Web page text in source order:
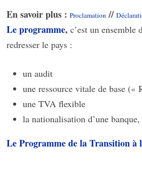
En savoir plus :Proclamation //
Le programme, c’est un ensemble
redresser le pays :
un audit
une ressource vitale de base («
une TVA flexible
la nationalisation d’une banque,
Le Programme de la Transition